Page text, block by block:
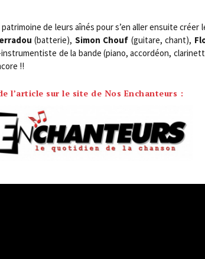
de leurs aînés pour s’en aller ensuite
(bat­te­rie), Simon Chouf (gui­tare, chant),
ins­tru­men­tiste de la bande (pia­no, accor­déon,
!!
l’article sur le site de Nos Enchanteurs :